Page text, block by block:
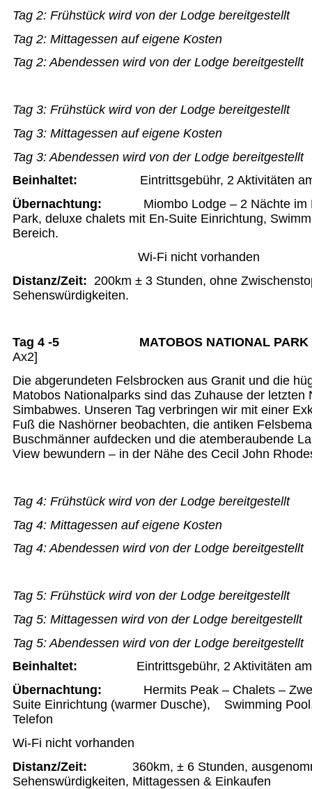
Tag 2:Frühstück wird von der Lodge bereitgestellt
Tag 2:Mittagessen auf eigene Kosten
Tag 2:Abendessen wird von der Lodge bereitgestellt
Tag 3:Frühstück wird von der Lodge bereitgestellt
Tag 3:Mittagessen auf eigene Kosten
Tag 3:Abendessen wird von der Lodge bereitgestellt
Beinhaltet: Eintrittsgebühr, 2 Aktivitäten
Übernachtung:
Miombo Lodge – 2 Nächte
Park, deluxe chalets mit En-Suite Einrichtung,
Bereich.
Wi-Fi nicht vorhanden
Distanz/Zeit: 200km ± 3 Stunden, ohne
Sehenswürdigkeiten.
Tag 4 -5 MATOBOS NATIONAL PARK
Ax2]
Die abgerundeten Felsbrocken aus Granit und die
Matobos Nationalparks sind das Zuhause der letzten
Simbabwes. Unseren Tag verbringen wir mit einer
Fuß die Nashörner beobachten, die antiken
Buschmänner aufdecken und die atemberaubende
View bewundern – in der Nähe des Cecil John
Tag 4:Frühstück wird von der Lodge bereitgestellt
Tag 4:Mittagessen auf eigene Kosten
Tag 4:Abendessen wird von der Lodge bereitgestellt
Tag 5:Frühstück wird von der Lodge bereitgestellt
Tag 5:Mittagessen wird von der Lodge bereitgestellt
Tag 5:Abendessen wird von der Lodge bereitgestellt
Beinhaltet: Eintrittsgebühr, 2 Aktivitäten
Übernachtung: Hermits Peak – Chalets –
Suite Einrichtung (warmer Dusche), Swimming
Telefon
Wi-Fi nicht vorhanden
Distanz/Zeit:360km, ± 6 Stunden,
Sehenswürdigkeiten, Mittagessen & Einkaufen